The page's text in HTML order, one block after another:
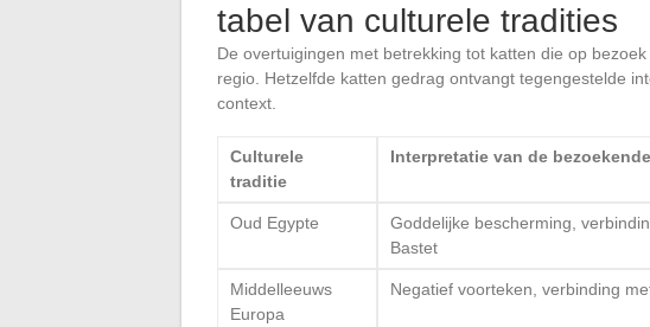
tabel van culturele tradities
De overtuigingen met betrekking tot katten die op
regio. Hetzelfde katten gedrag ontvangt tegengestelde
context.
Culturele
traditie
Interpretatie van de
Oud Egypte
Goddelijke bescherming,
Bastet
Middelleeuws
Europa
Negatief voorteken, verbinding